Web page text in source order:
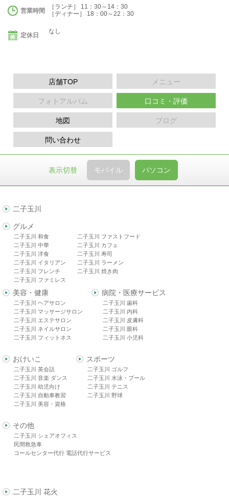
営業時間
［ランチ］ 11：30～14：30
［ディナー］ 18：00～22：30
定休日
なし
店舗TOP メニュー
フォトアルバム 口コミ・評価
地図 ブログ
問い合わせ
表示切替 モバイル パソコン
二子玉川
グルメ
二子玉川 和食
二子玉川 中華
二子玉川 洋食
二子玉川 イタリアン
二子玉川 フレンチ
二子玉川 ファミレス
二子玉川 ファストフード
二子玉川 カフェ
二子玉川 寿司
二子玉川 ラーメン
二子玉川 焼き肉
美容・健康
二子玉川 ヘアサロン
二子玉川 マッサージサロン
二子玉川 エステサロン
二子玉川 ネイルサロン
二子玉川 フィットネス
病院・医療サービス
二子玉川 歯科
二子玉川 内科
二子玉川 皮膚科
二子玉川 眼科
二子玉川 小児科
おけいこ
二子玉川 英会話
二子玉川 音楽 ダンス
二子玉川 幼児向け
二子玉川 自動車教習
二子玉川 美容・資格
スポーツ
二子玉川 ゴルフ
二子玉川 水泳・プール
二子玉川 テニス
二子玉川 野球
その他
二子玉川 シェアオフィス
民間救急車
コールセンター代行 電話代行サービス
二子玉川 花火